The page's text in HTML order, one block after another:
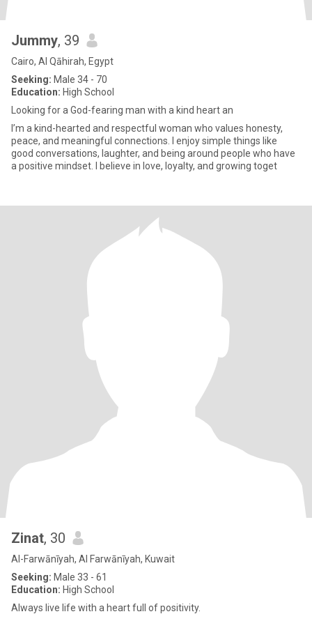
Jummy, 39
Cairo, Al Qāhirah, Egypt
Seeking: Male 34 - 70
Education: High School
Looking for a God-fearing man with a kind heart an
I’m a kind-hearted and respectful woman who values honesty,
peace, and meaningful connections. I enjoy simple things like
good conversations, laughter, and being around people who have
a positive mindset. I believe in love, loyalty, and growing toget
Zinat, 30
Al-Farwānīyah, Al Farwānīyah, Kuwait
Seeking: Male 33 - 61
Education: High School
Always live life with a heart full of positivity.